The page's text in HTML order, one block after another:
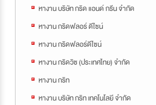
หางาน บริษัท กริด แอนด์ กรีน จำกัด
หางาน กริดฟลอร์ ดีไซน์
หางาน กริดฟลอร์ดีไซน์
หางาน กริดวิซ (ประเทศไทย) จำกัด
หางาน กริท
หางาน บริษัท กริท เทคโนโลยี จำกัด